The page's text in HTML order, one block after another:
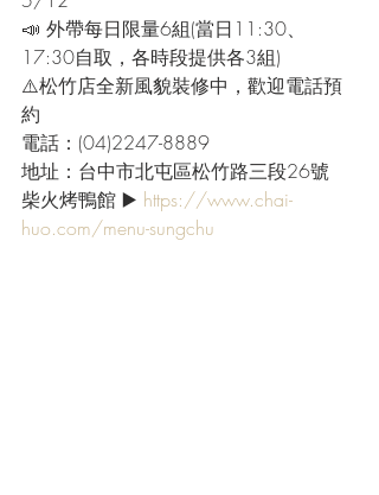
📣 外帶每日限量6組(當日11:30、
17:30自取，各時段提供各3組)
⚠️松竹店全新風貌裝修中，歡迎電話預
約
電話：(04)2247-8889
地址：台中市北屯區松竹路三段26號
柴火烤鴨館 ▶️ https://www.chai-
huo.com/menu-sungchu